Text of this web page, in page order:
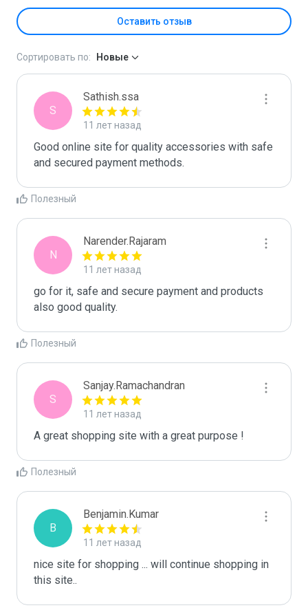
Оставить отзыв
Сортировать по: Новые
S
Sathish.ssa
11 лет назад
Good online site for quality accessories with safe
and secured payment methods.
Полезный
N
Narender.Rajaram
11 лет назад
go for it, safe and secure payment and products
also good quality.
Полезный
S
Sanjay.Ramachandran
11 лет назад
A great shopping site with a great purpose !
Полезный
B
Benjamin.Kumar
11 лет назад
nice site for shopping ... will continue shopping in
this site..